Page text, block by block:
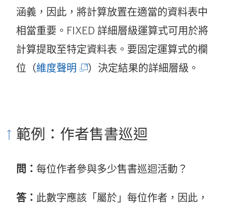
涵義，因此，將計算放置在適當的資料表中
相當重要。FIXED 詳細層級運算式可用於將
計算提取至特定資料表。要固定運算式的欄
位（維度聲明 (
在
新
視
開
）決定結果的詳細層級。
範例：作者售書巡迴
問： 每位作者參與多少售書巡迴活動？
答： 此數字應該「屬於」每位作者，因此，